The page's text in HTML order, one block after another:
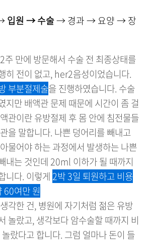
입원 → 수술→ 경과 → 요양 → 장
주 만에 방문해서 수술 전 최종상태를
히 전이 없고, her2음성이었습니다.
부분절제술을 진행하였습니다. 수술
지만 배액관 문제 때문에 시간이 좀 걸
관이란 유방절제 후 몸 안에 침전물들
을 말합니다. 나쁜 덩어리를 빼내고
물어야 하는 과정에서 발생하는 나쁜
내는 것인데 20ml 이하가 될 때까지
니다. 이렇게2박 3일 퇴원하고 비용
60여만 원
각한 건, 병원에 자기처럼 젊은 유방
놀랐고, 생각보다 암수술할 때까지 비
랐다고 합니다. 그럼 얼마나 돈이 들